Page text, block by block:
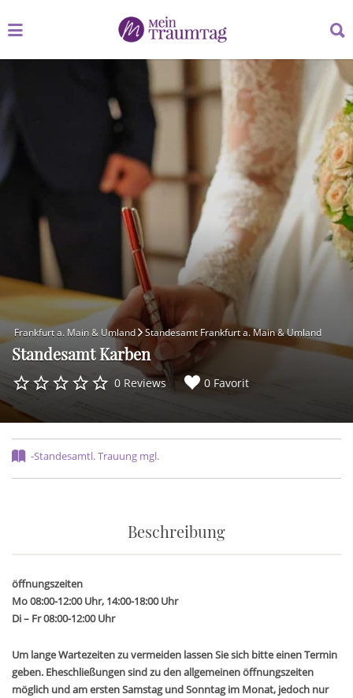
nach:
nach:
Frankfurt a. Main & Umland Standesamt Frankfurt a. Main & Umland
Standesamt Karben
0 Reviews 0 Favorit
-Standesamtl. Trauung mgl.
Beschreibung
öffnungszeiten
Mo 08:00-12:00 Uhr, 14:00-18:00 Uhr
Di – Fr 08:00-12:00 Uhr
Um lange Wartezeiten zu vermeiden lassen Sie sich bitte einen Termin
geben. Eheschließungen sind zu den allgemeinen öffnungszeiten
möglich und am ersten Samstag und Sonntag im Monat, jedoch nur